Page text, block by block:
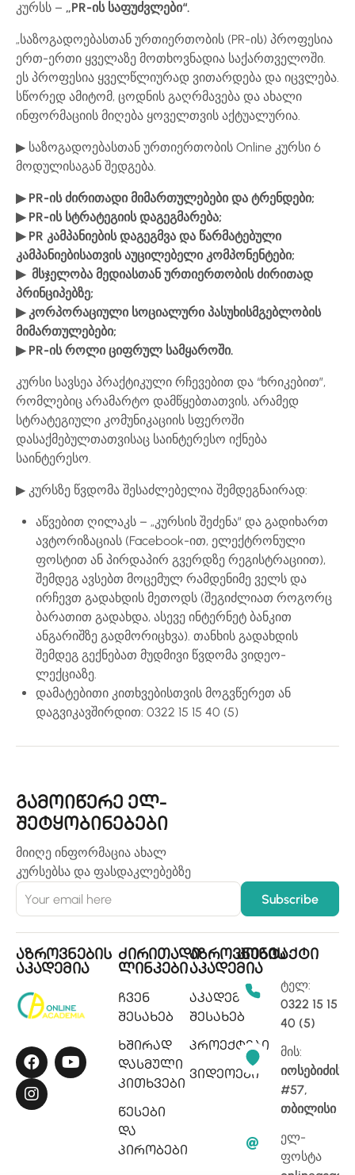
კურსს – „PR-ის საფუძვლები“.
„საზოგადოებასთან ურთიერთობის (PR-ის) პროფესია
ერთ-ერთი ყველაზე მოთხოვნადია საქართველოში.
ეს პროფესია ყველწლიურად ვითარდება და იცვლება.
სწორედ ამიტომ, ცოდნის გაღრმავება და ახალი
ინფორმაციის მიღება ყოველთვის აქტუალურია.
▶ საზოგადოებასთან ურთიერთობის Online კურსი 6
მოდულისაგან შედგება.
▶ PR-ის ძირითადი მიმართულებები და ტრენდები;
▶ PR-ის სტრატეგიის დაგეგმარება;
▶ PR კამპანიების დაგეგმვა და წარმატებული
კამპანიებისათვის აუცილებელი კომპონენტები;
▶ მსჯელობა მედიასთან ურთიერთობის ძირითად
პრინციპებზე;
▶ კორპორაციული სოციალური პასუხისმგებლობის
მიმართულებები;
▶ PR-ის როლი ციფრულ სამყაროში.
კურსი სავსეა პრაქტიკული რჩევებით და “ხრიკებით”,
რომლებიც არამარტო დამწყებთათვის, არამედ
სტრატეგიული კომუნიკაციის სფეროში
დასაქმებულთათვისაც საინტერესო იქნება
საინტერესო.
▶ კურსზე წვდომა შესაძლებელია შემდეგნაირად:
აწვებით ღილაკს – „კურსის შეძენა” და გადიხართ
ავტორიზაციას (Facebook-ით, ელექტრონული
ფოსტით ან პირდაპირ გვერდზე რეგისტრაციით),
შემდეგ ავსებთ მოცემულ რამდენიმე ველს და
ირჩევთ გადახდის მეთოდს (შეგიძლიათ როგორც
ბარათით გადახდა, ასევე ინტერნეტ ბანკით
ანგარიშზე გადმორიცხვა). თანხის გადახდის
შემდეგ გექნებათ მუდმივი წვდომა ვიდეო-
ლექციაზე.
დამატებითი კითხვებისთვის მოგვწერეთ ან
დაგვიკავშირდით: 0322 15 15 40 (5)
გამოიწერე ელ-
შეტყობინებები
მიიღე ინფორმაცია ახალ
კურსებსა და ფასდაკლებებზე
აზროვნების
აკადემია
ძირითადი
ლინკები
ჩვენ
შესახებ
ხშირად
დასმული
კითხვები
წესები
და
პირობები
აზროვნების
აკადემია
აკადემიის
შესახებ
პროექტები
ვიდეოები
კონტაქტი
ტელ:
0322 15 15
40 (5)
მის:
იოსებიძის
#57,
თბილისი
ელ-
ფოსტა